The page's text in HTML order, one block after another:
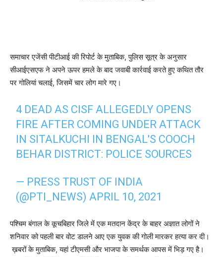
समाचार एजेंसी पीटीआई की रिपोर्ट के मुताबिक, पुलिस सूत्र के अनुसार
सीआईएसएफ ने अपने ऊपर हमले के बाद जवाबी कार्रवाई करते हुए कथित तौर
पर गोलियां चलाई, जिसमें चार लोग मारे गए।
4 DEAD AS CISF ALLEGEDLY OPENS
FIRE AFTER COMING UNDER ATTACK
IN SITALKUCHI IN BENGAL'S COOCH
BEHAR DISTRICT: POLICE SOURCES
— PRESS TRUST OF INDIA
(@PTI_NEWS)APRIL 10, 2021
पश्चिम बंगाल के कूचबिहार जिले में एक मतदान केंद्र के बाहर अज्ञात लोगों ने
शनिवार को पहली बार वोट डालने आए एक युवक की गोली मारकर हत्या कर दी।
ख़बरों के मुताबिक, यहां टीएमसी और भाजपा के समर्थक आपस में भिड़ गए है।